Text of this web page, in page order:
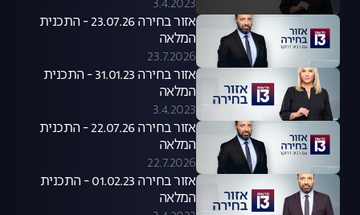
3.4.2023
אזור בחירה 23.07.26 - התכנית
המלאה
23.7.2026
אזור בחירה 31.01.23 - התכנית
המלאה
3.4.2023
אזור בחירה 22.07.26 - התכנית
המלאה
22.7.2026
אזור בחירה 01.02.23 - התכנית
המלאה